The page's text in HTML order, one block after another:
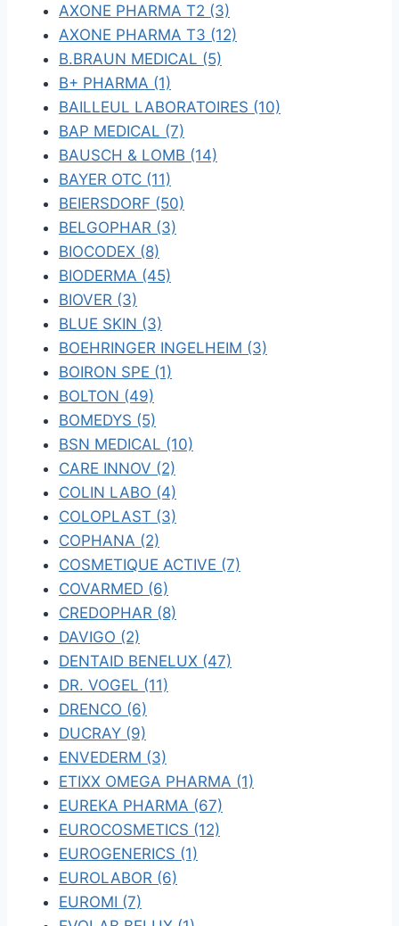
AXONE PHARMA T2 (3)
AXONE PHARMA T3 (12)
B.BRAUN MEDICAL (5)
B+ PHARMA (1)
BAILLEUL LABORATOIRES (10)
BAP MEDICAL (7)
BAUSCH & LOMB (14)
BAYER OTC (11)
BEIERSDORF (50)
BELGOPHAR (3)
BIOCODEX (8)
BIODERMA (45)
BIOVER (3)
BLUE SKIN (3)
BOEHRINGER INGELHEIM (3)
BOIRON SPE (1)
BOLTON (49)
BOMEDYS (5)
BSN MEDICAL (10)
CARE INNOV (2)
COLIN LABO (4)
COLOPLAST (3)
COPHANA (2)
COSMETIQUE ACTIVE (7)
COVARMED (6)
CREDOPHAR (8)
DAVIGO (2)
DENTAID BENELUX (47)
DR. VOGEL (11)
DRENCO (6)
DUCRAY (9)
ENVEDERM (3)
ETIXX OMEGA PHARMA (1)
EUREKA PHARMA (67)
EUROCOSMETICS (12)
EUROGENERICS (1)
EUROLABOR (6)
EUROMI (7)